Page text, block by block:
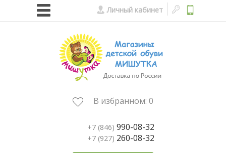
Личный кабинет
В избранном: 0
+7 (846) 990-08-32
+7 (927) 260-08-32